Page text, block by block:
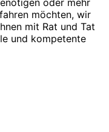
möchten, wir
mit Rat und Tat
und kompetente